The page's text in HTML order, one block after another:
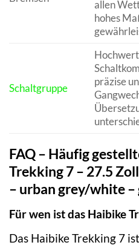
allen
hohes
Schaltgruppe
präzise
FAQ – Häufig
Trekking 7 – 27.5
– urban grey/white –
Für wen ist das Haibike
Das Haibike Trekking 7